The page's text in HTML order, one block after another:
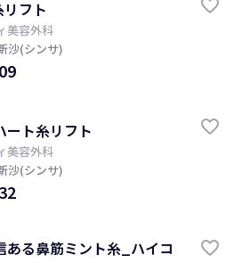
フト
美容外科
沙(シンサ)
ート糸リフト
美容外科
沙(シンサ)
自信ある鼻筋ミント糸_ハイコ